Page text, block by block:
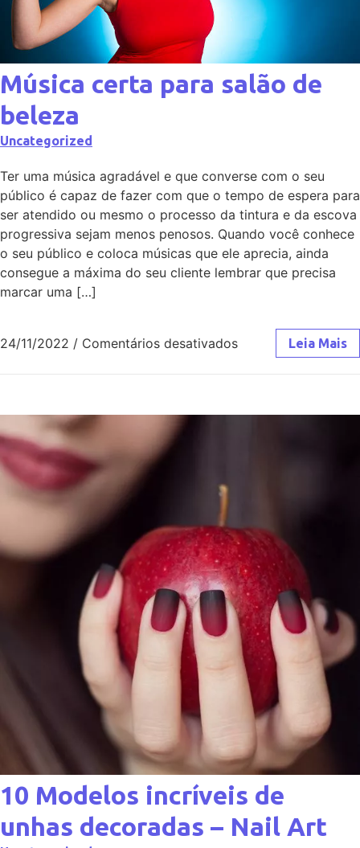
Música certa para salão de
beleza
Uncategorized
Ter uma música agradável e que converse com o seu
público é capaz de fazer com que o tempo de espera para
ser atendido ou mesmo o processo da tintura e da escova
progressiva sejam menos penosos. Quando você conhece
o seu público e coloca músicas que ele aprecia, ainda
consegue a máxima do seu cliente lembrar que precisa
marcar uma […]
24/11/2022 / Comentários desativados Leia Mais
10 Modelos incríveis de
unhas decoradas – Nail Art